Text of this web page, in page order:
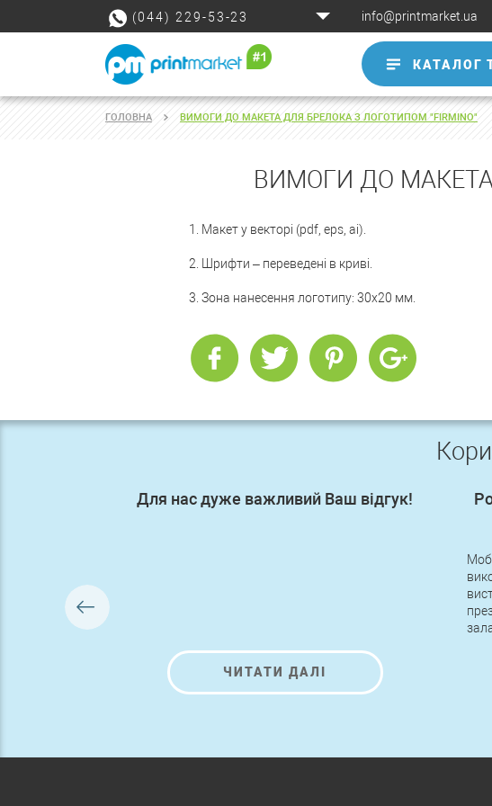
(044) 229-53-23 info@printmarket.ua
КАТАЛОГ
ГОЛОВНА ВИМОГИ ДО МАКЕТА ДЛЯ БРЕЛОКА З ЛОГОТИПОМ "FIRMINO"
ВИМОГИ ДО МАКЕТА
1. Макет у векторі (pdf, eps, ai).
2. Шрифти – переведені в криві.
3. Зона нанесення логотипу: 30х20 мм.
Для нас дуже важливий Ваш відгук!
ЧИТАТИ ДАЛІ